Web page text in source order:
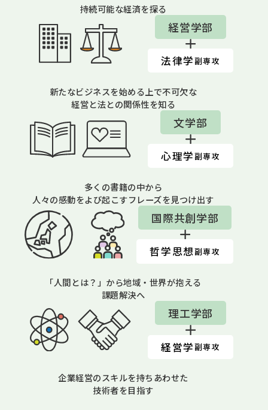
持続可能な経済を探る
経営学部
法律学副専攻
新たなビジネスを始める上で不可欠な
経営と法との関係性を知る
文学部
心理学副専攻
多くの書籍の中から
人々の感動をよび起こすフレーズを見つけ出す
国際共創学部
哲学思想副専攻
「人間とは？」から地域・世界が抱える
課題解決へ
理工学部
経営学副専攻
企業経営のスキルを持ちあわせた
技術者を目指す